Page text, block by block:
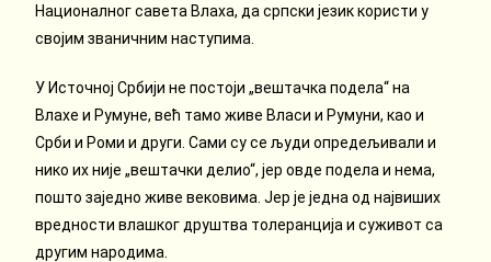
Националног савета Влаха, да српски језик користи у
својим званичним наступима.
У Источној Србији не постоји „вештачка подела“ на
Влахе и Румуне, већ тамо живе Власи и Румуни, као и
Срби и Роми и други. Сами су се људи опредељивали и
нико их није „вештачки делио“, јер овде подела и нема,
пошто заједно живе вековима. Јер је једна од највиших
вредности влашког друштва толеранција и суживот са
другим народима.